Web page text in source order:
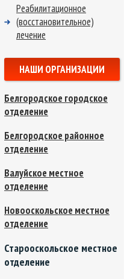
Реабилитационное
(восстановительное)
лечение
НАШИ ОРГАНИЗАЦИИ
Белгородское городское
отделение
Белгородское районное
отделение
Валуйское местное
отделение
Новооскольское местное
отделение
Старооскольское местное
отделение